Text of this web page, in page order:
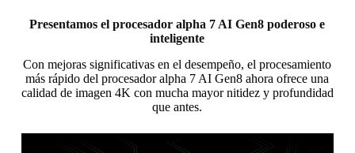
Presentamos el procesador alpha 7 AI Gen8 poderoso e
inteligente
Con mejoras significativas en el desempeño, el procesamiento
más rápido del procesador alpha 7 AI Gen8 ahora ofrece una
calidad de imagen 4K con mucha mayor nitidez y profundidad
que antes.